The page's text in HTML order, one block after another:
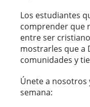
Los estudiantes
comprender que
entre ser
mostrarles que a
comunidades y
Únete a nosotros
semana: